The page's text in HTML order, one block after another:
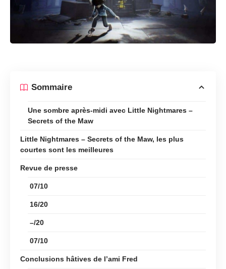
Sommaire
Une sombre après-midi avec Little Nightmares –
Secrets of the Maw
Little Nightmares – Secrets of the Maw, les plus
courtes sont les meilleures
Revue de presse
07/10
16/20
–/20
07/10
Conclusions hâtives de l’ami Fred